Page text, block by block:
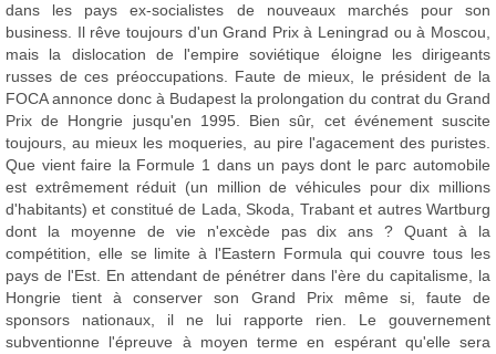
dans les pays ex-socialistes de nouveaux marchés pour son
business. Il rêve toujours d'un Grand Prix à Leningrad ou à Moscou,
mais la dislocation de l'empire soviétique éloigne les dirigeants
russes de ces préoccupations. Faute de mieux, le président de la
FOCA annonce donc à Budapest la prolongation du contrat du Grand
Prix de Hongrie jusqu'en 1995. Bien sûr, cet événement suscite
toujours, au mieux les moqueries, au pire l'agacement des puristes.
Que vient faire la Formule 1 dans un pays dont le parc automobile
est extrêmement réduit (un million de véhicules pour dix millions
d'habitants) et constitué de Lada, Skoda, Trabant et autres Wartburg
dont la moyenne de vie n'excède pas dix ans ? Quant à la
compétition, elle se limite à l'Eastern Formula qui couvre tous les
pays de l'Est. En attendant de pénétrer dans l'ère du capitalisme, la
Hongrie tient à conserver son Grand Prix même si, faute de
sponsors nationaux, il ne lui rapporte rien. Le gouvernement
subventionne l'épreuve à moyen terme en espérant qu'elle sera